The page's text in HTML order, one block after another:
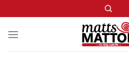
to
content